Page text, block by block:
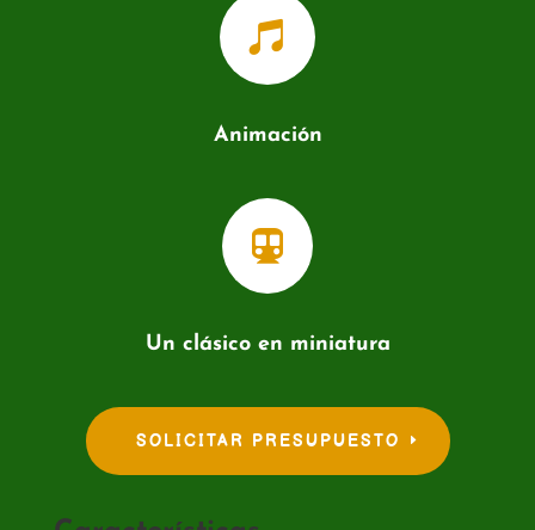

Animación

Un clásico en miniatura
SOLICITAR PRESUPUESTO